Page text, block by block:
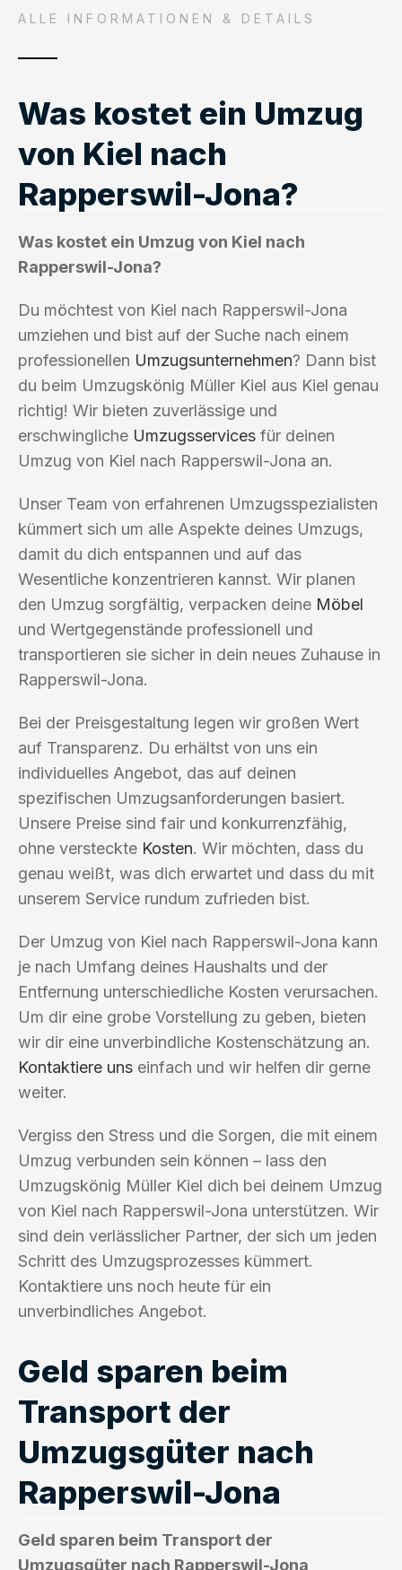
ALLE INFORMATIONEN & DETAILS
Was kostet ein Umzug
von Kiel nach
Rapperswil-Jona?
Was kostet ein Umzug von Kiel nach
Rapperswil-Jona?
Du möchtest von Kiel nach Rapperswil-Jona
umziehen und bist auf der Suche nach einem
professionellen Umzugsunternehmen? Dann bist
du beim Umzugskönig Müller Kiel aus Kiel genau
richtig! Wir bieten zuverlässige und
erschwingliche Umzugsservices für deinen
Umzug von Kiel nach Rapperswil-Jona an.
Unser Team von erfahrenen Umzugsspezialisten
kümmert sich um alle Aspekte deines Umzugs,
damit du dich entspannen und auf das
Wesentliche konzentrieren kannst. Wir planen
den Umzug sorgfältig, verpacken deine Möbel
und Wertgegenstände professionell und
transportieren sie sicher in dein neues Zuhause in
Rapperswil-Jona.
Bei der Preisgestaltung legen wir großen Wert
auf Transparenz. Du erhältst von uns ein
individuelles Angebot, das auf deinen
spezifischen Umzugsanforderungen basiert.
Unsere Preise sind fair und konkurrenzfähig,
ohne versteckte Kosten. Wir möchten, dass du
genau weißt, was dich erwartet und dass du mit
unserem Service rundum zufrieden bist.
Der Umzug von Kiel nach Rapperswil-Jona kann
je nach Umfang deines Haushalts und der
Entfernung unterschiedliche Kosten verursachen.
Um dir eine grobe Vorstellung zu geben, bieten
wir dir eine unverbindliche Kostenschätzung an.
Kontaktiere uns einfach und wir helfen dir gerne
weiter.
Vergiss den Stress und die Sorgen, die mit einem
Umzug verbunden sein können – lass den
Umzugskönig Müller Kiel dich bei deinem Umzug
von Kiel nach Rapperswil-Jona unterstützen. Wir
sind dein verlässlicher Partner, der sich um jeden
Schritt des Umzugsprozesses kümmert.
Kontaktiere uns noch heute für ein
unverbindliches Angebot.
Geld sparen beim
Transport der
Umzugsgüter nach
Rapperswil-Jona
Geld sparen beim Transport der
Umzugsgüter nach Rapperswil-Jona